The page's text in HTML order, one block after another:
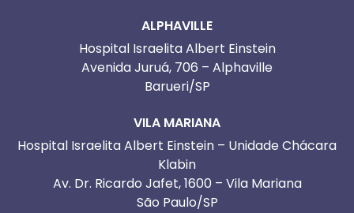
ALPHAVILLE
Hospital Israelita Albert Einstein
Avenida Juruá, 706 – Alphaville
Barueri/SP
VILA MARIANA
Hospital Israelita Albert Einstein – Unidade Chácara
Klabin
Av. Dr. Ricardo Jafet, 1600 – Vila Mariana
São Paulo/SP